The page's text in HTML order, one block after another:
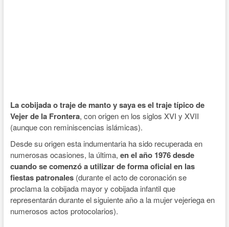
La cobijada o traje de manto y saya es el traje típico de
Vejer de la Frontera, con origen en los siglos XVI y XVII
(aunque con reminiscencias islámicas).
Desde su origen esta indumentaria ha sido recuperada en
numerosas ocasiones, la última, en el año 1976 desde
cuando se comenzó a utilizar de forma oficial en las
fiestas patronales(durante el acto de coronación se
proclama la cobijada mayor y cobijada infantil que
representarán durante el siguiente año a la mujer vejeriega en
numerosos actos protocolarios).